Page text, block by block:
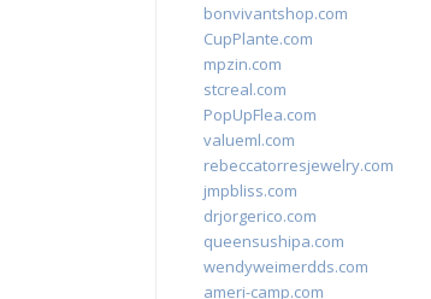
bonvivantshop.com
CupPlante.com
mpzin.com
stcreal.com
PopUpFlea.com
valueml.com
rebeccatorresjewelry.com
jmpbliss.com
drjorgerico.com
queensushipa.com
wendyweimerdds.com
ameri-camp.com